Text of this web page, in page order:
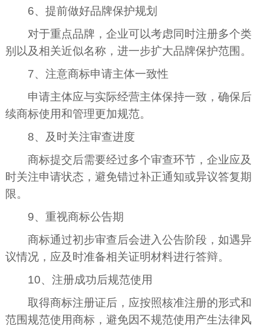
6、提前做好品牌保护规划
对于重点品牌，企业可以考虑同时注册多个类
别以及相关近似名称，进一步扩大品牌保护范围。
7、注意商标申请主体一致性
申请主体应与实际经营主体保持一致，确保后
续商标使用和管理更加规范。
8、及时关注审查进度
商标提交后需要经过多个审查环节，企业应及
时关注申请状态，避免错过补正通知或异议答复期
限。
9、重视商标公告期
商标通过初步审查后会进入公告阶段，如遇异
议情况，应及时准备相关证明材料进行答辩。
10、注册成功后规范使用
取得商标注册证后，应按照核准注册的形式和
范围规范使用商标，避免因不规范使用产生法律风